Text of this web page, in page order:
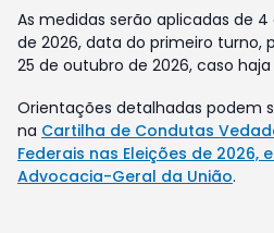
As medidas serão aplicadas de
de 2026, data do primeiro turno,
25 de outubro de 2026, caso
Orientações detalhadas podem
na Cartilha de Condutas
Federais nas Eleições de 2026,
Advocacia-Geral da União.